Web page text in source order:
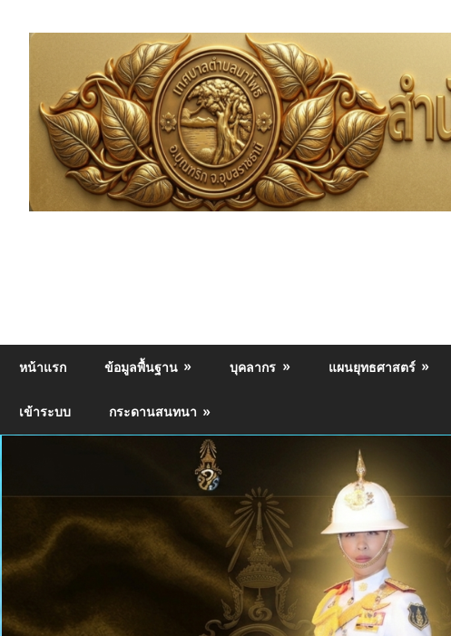
โพธิ์
ไกล
ยา
ติด
การ
เศรษฐกิจ
มี
หน้าแรก ข้อมูลพื้นฐาน บุคลากร แผนยุทธศาสตร์
เข้าระบบ กระดานสนทนา